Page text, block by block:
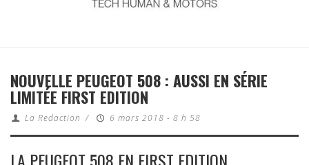
NOUVELLE PEUGEOT 508 : AUSSI EN SÉRIE
LIMITÉE FIRST EDITION
La Redaction / 6 mars 2018 - 8 h 58